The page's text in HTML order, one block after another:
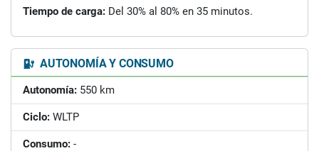
Tiempo de carga: Del 30% al 80% en 35 minutos.
AUTONOMÍA Y CONSUMO
Autonomía: 550 km
Ciclo: WLTP
Consumo: -